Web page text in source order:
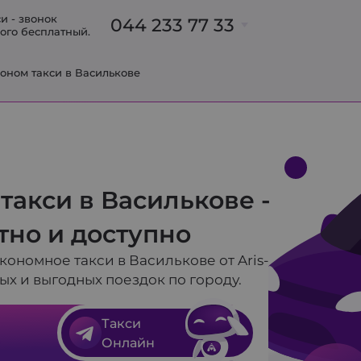
- звонок
бесплатный.
044 233 77 33
063 233 77 33
063 318 73 32
такси в Василькове
в Василькове -
и доступно
такси в Василькове от Aris-
и выгодных поездок по городу.
Такси
Онлайн